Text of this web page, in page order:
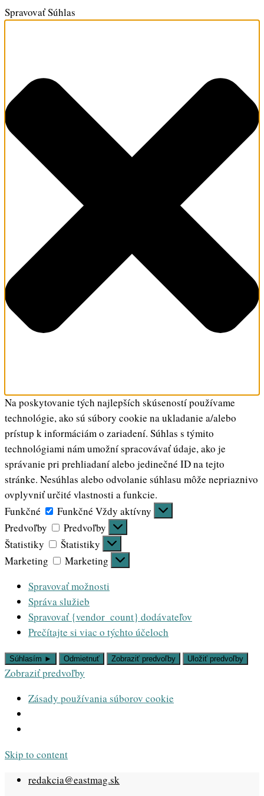
Spravovať Súhlas
Na poskytovanie tých najlepších skúseností používame
technológie, ako sú súbory cookie na ukladanie a/alebo
prístup k informáciám o zariadení. Súhlas s týmito
technológiami nám umožní spracovávať údaje, ako je
správanie pri prehliadaní alebo jedinečné ID na tejto
stránke. Nesúhlas alebo odvolanie súhlasu môže nepriaznivo
ovplyvniť určité vlastnosti a funkcie.
Funkčné
Funkčné Vždy aktívny
Predvoľby
Predvoľby
Štatistiky
Štatistiky
Marketing
Marketing
Spravovať možnosti
Správa služieb
Spravovať {vendor_count} dodávateľov
Prečítajte si viac o týchto účeloch
Súhlasím ► Odmietnuť Zobraziť predvoľby Uložiť predvoľby
Zobraziť predvoľby
Zásady používania súborov cookie
Skip to content
redakcia@eastmag.sk